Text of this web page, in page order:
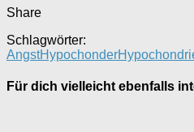
Share
Schlagwörter:
AngstHypochonder
Für dich vielleicht ebenfalls